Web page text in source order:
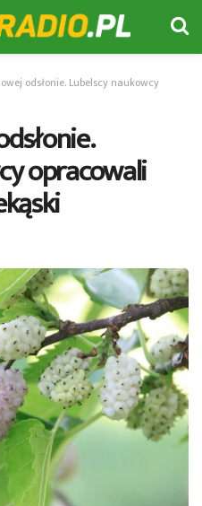
odsłonie. Lubelscy naukowcy
opracowali